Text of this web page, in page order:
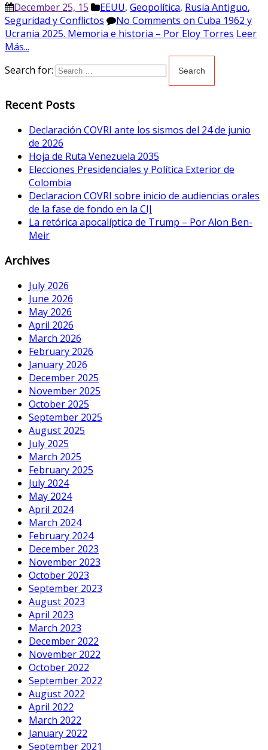
December 25, 15 EEUU, Geopolítica, Rusia Antiguo,
Seguridad y Conflictos
No Comments on Cuba 1962 y
Ucrania 2025. Memoria e historia – Por Eloy Torres Leer
Más...
Search for:
Recent Posts
Declaración COVRI ante los sismos del 24 de junio
de 2026
Hoja de Ruta Venezuela 2035
Elecciones Presidenciales y Política Exterior de
Colombia
Declaracion COVRI sobre inicio de audiencias orales
de la fase de fondo en la CIJ
La retórica apocalíptica de Trump – Por Alon Ben-
Meir
Archives
July 2026
June 2026
May 2026
April 2026
March 2026
February 2026
January 2026
December 2025
November 2025
October 2025
September 2025
August 2025
July 2025
March 2025
February 2025
July 2024
May 2024
April 2024
March 2024
February 2024
December 2023
November 2023
October 2023
September 2023
August 2023
April 2023
March 2023
December 2022
November 2022
October 2022
September 2022
August 2022
April 2022
March 2022
January 2022
September 2021